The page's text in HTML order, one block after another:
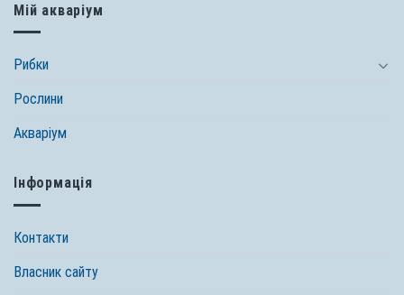
Мій акваріум
Рибки
Рослини
Акваріум
Інформація
Контакти
Власник сайту